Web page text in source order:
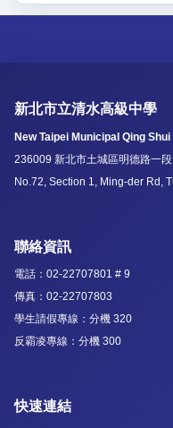
新北市立清水高級中學
New Taipei Municipal Qing
236009 新北市土城區明德路一
No.72, Section 1, Ming-der Rd,
聯絡資訊
電話：02-22707801 # 9
傳真：02-22707803
學生請假專線：分機 320
反霸凌專線：分機 300
快速連結